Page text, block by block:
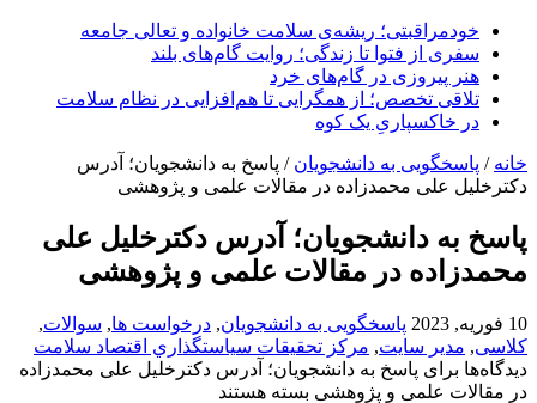
خودمراقبتی؛ ریشه‌ی سلامت خانواده و تعالی جامعه
سفری از فتوا تا زندگی؛ روایت گام‌های بلند
هنر پیروزی در گام‌های خرد
تلاقی تخصص؛ از همگرایی تا هم‌افزایی در نظام سلامت
در خاکسپاریِ یک کوه
خانه / پاسخگویی به دانشجویان / پاسخ به دانشجویان؛ آدرس
دکترخلیل علی محمدزاده در مقالات علمی و پژوهشی
پاسخ به دانشجویان؛ آدرس دکترخلیل علی
محمدزاده در مقالات علمی و پژوهشی
10 فوریه, 2023 پاسخگویی به دانشجویان, درخواست ها, سوالات,
کلاسی, مدیر سایت, مركز تحقيقات سياستگذاري اقتصاد سلامت
دیدگاه‌ها برای پاسخ به دانشجویان؛ آدرس دکترخلیل علی محمدزاده
در مقالات علمی و پژوهشی بسته هستند